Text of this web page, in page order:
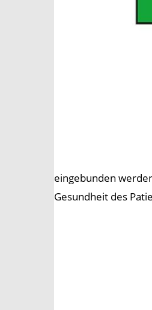
eingebunden
Gesundheit des